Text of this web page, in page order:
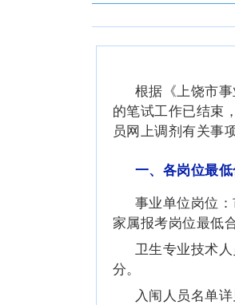
根据《上饶市
的笔试工作已结束
员网上调剂有关事
一、各岗位最
事业单位岗位
家属报考岗位最低
卫生专业技术
分。
入闱人员名单